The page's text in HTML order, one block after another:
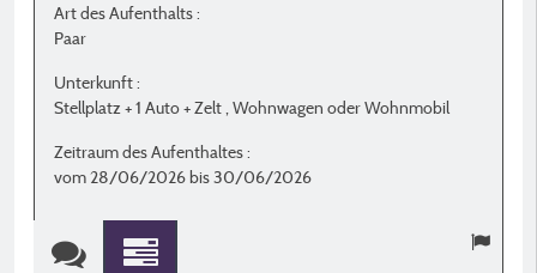
Art des Aufenthalts :
Paar
Unterkunft :
Stellplatz + 1 Auto + Zelt , Wohnwagen oder Wohnmobil
Zeitraum des Aufenthaltes :
vom 28/06/2026 bis 30/06/2026